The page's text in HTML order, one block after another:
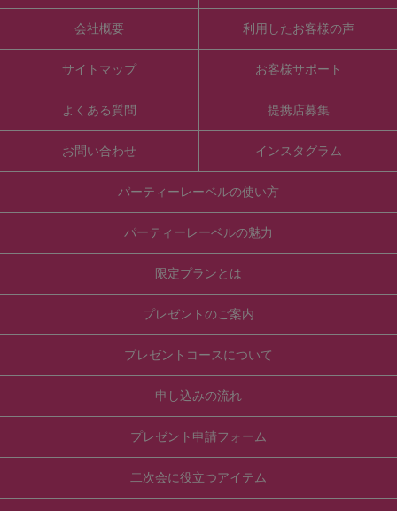
会社概要
サイトマップ
よくある質問
お問い合わせ
利用したお客様の声
お客様サポート
提携店募集
インスタグラム
パーティーレーベルの使い方
パーティーレーベルの魅力
限定プランとは
プレゼントのご案内
プレゼントコースについて
申し込みの流れ
プレゼント申請フォーム
二次会に役立つアイテム